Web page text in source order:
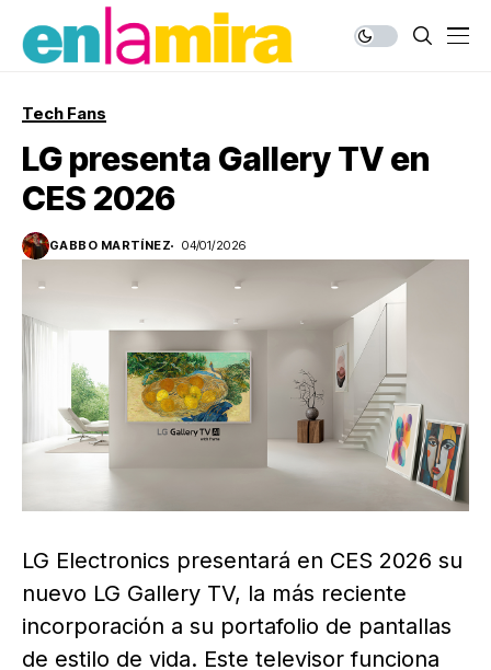
Tech Fans
LG presenta Gallery TV en
CES 2026
GABBO MARTÍNEZ 04/01/2026
LG Electronics presentará en CES 2026 su
nuevo LG Gallery TV, la más reciente
incorporación a su portafolio de pantallas
de estilo de vida. Este televisor funciona